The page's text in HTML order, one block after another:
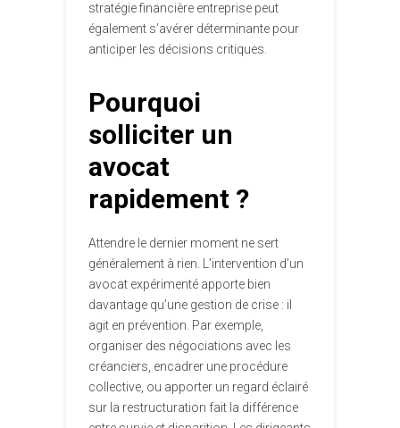
stratégie financière entreprise peut
également s’avérer déterminante pour
anticiper les décisions critiques.
Pourquoi
solliciter un
avocat
rapidement ?
Attendre le dernier moment ne sert
généralement à rien. L’intervention d’un
avocat expérimenté apporte bien
davantage qu’une gestion de crise : il
agit en prévention. Par exemple,
organiser des négociations avec les
créanciers, encadrer une procédure
collective, ou apporter un regard éclairé
sur la restructuration fait la différence